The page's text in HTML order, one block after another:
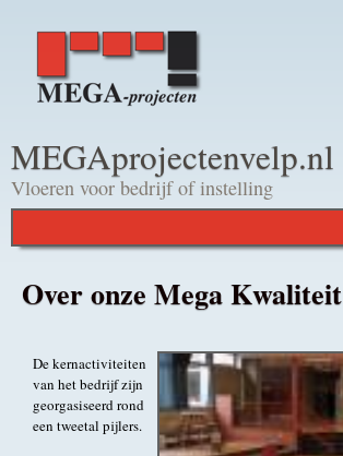
MEGAprojectenvelp.nl
Vloeren voor bedrijf of instelling
Over onze Mega Kwaliteit
De kernactiviteiten
van het bedrijf zijn
georgasiseerd rond
een tweetal pijlers.